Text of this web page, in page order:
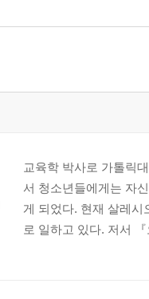
교육학 박사로 가톨릭
서 청소년들에게는 자
게 되었다. 현재 살레
로 일하고 있다. 저서